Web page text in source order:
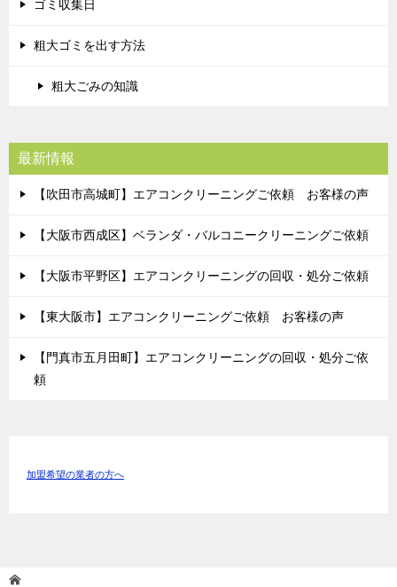
ゴミ収集日
粗大ゴミを出す方法
粗大ごみの知識
最新情報
【吹田市高城町】エアコンクリーニングご依頼 お客様の声
【大阪市西成区】ベランダ・バルコニークリーニングご依頼
【大阪市平野区】エアコンクリーニングの回収・処分ご依頼
【東大阪市】エアコンクリーニングご依頼 お客様の声
【門真市五月田町】エアコンクリーニングの回収・処分ご依
頼
加盟希望の業者の方へ